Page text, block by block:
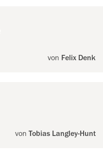
von Felix Denk
von Tobias Langley-Hunt